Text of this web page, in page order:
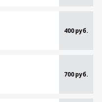
400 руб.
700 руб.